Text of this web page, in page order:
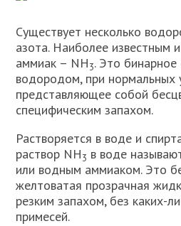
Существует несколько
азота. Наиболее известным
аммиак – NH3. Это
водородом, при нормальных
представляющее собой
специфическим запахом.
Растворяется в воде и
раствор NH3 в воде
или водным аммиаком. Это
желтоватая прозрачная
резким запахом, без каких-
примесей.